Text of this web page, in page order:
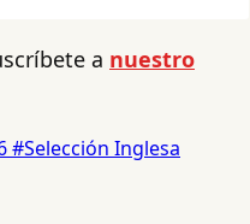
a nuestro
#Selección Inglesa